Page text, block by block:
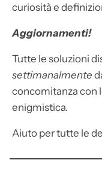
curiosità e
Aggiornamenti!
Tutte le soluzioni
settimanalmente
concomitanza con
enigmistica.
Aiuto per tutte le